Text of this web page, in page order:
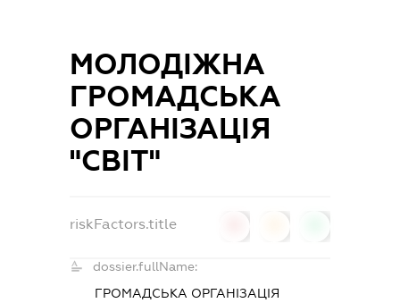
МОЛОДІЖНА
ГРОМАДСЬКА
ОРГАНІЗАЦІЯ
"СВІТ"
riskFactors.title
dossier.fullName:
ГРОМАДСЬКА ОРГАНІЗАЦІЯ